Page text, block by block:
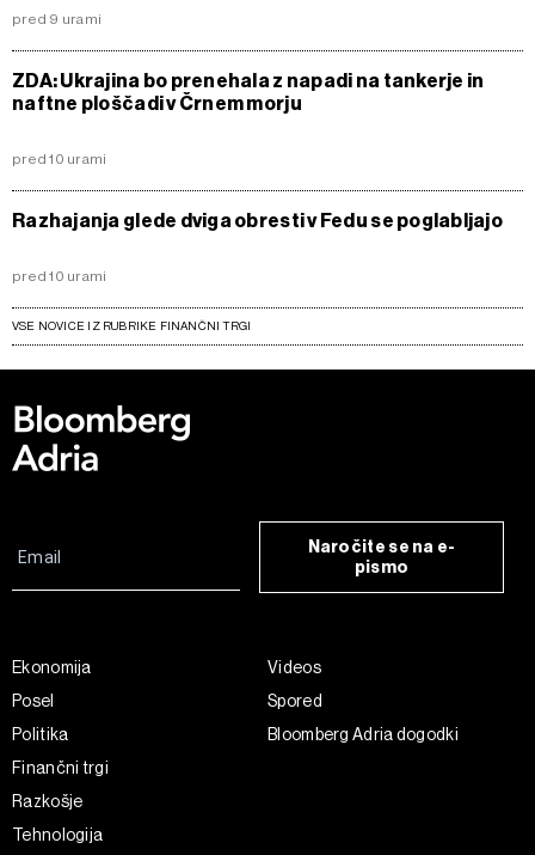
pred 9 urami
ZDA: Ukrajina bo prenehala z napadi na tankerje in
naftne ploščadi v Črnem morju
pred 10 urami
Razhajanja glede dviga obresti v Fedu se poglabljajo
pred 10 urami
VSE NOVICE IZ RUBRIKE FINANČNI TRGI
Naročite se na e-
pismo
Ekonomija
Posel
Politika
Finančni trgi
Razkošje
Tehnologija
Videos
Spored
Bloomberg Adria dogodki